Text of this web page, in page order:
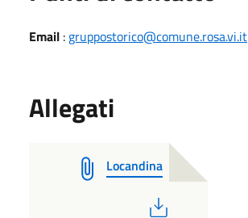
Email : gruppostorico@comune.rosa.vi.it
Allegati
Locandina